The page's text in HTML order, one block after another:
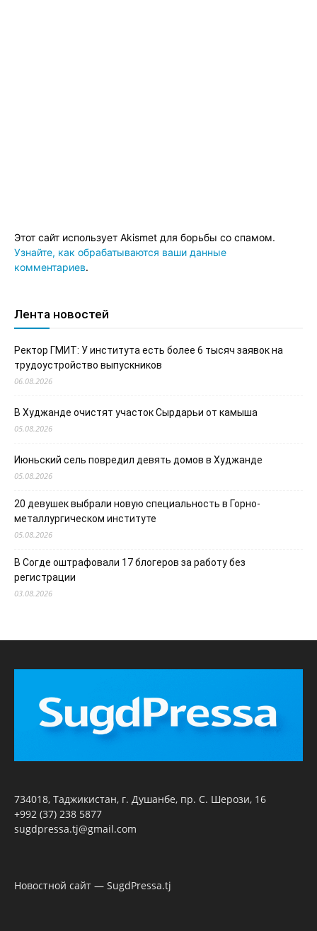
Этот сайт использует Akismet для борьбы со спамом.
Узнайте, как обрабатываются ваши данные
комментариев.
Лента новостей
Ректор ГМИТ: У института есть более 6 тысяч заявок на
трудоустройство выпускников
06.08.2026
В Худжанде очистят участок Сырдарьи от камыша
05.08.2026
Июньский сель повредил девять домов в Худжанде
05.08.2026
20 девушек выбрали новую специальность в Горно-
металлургическом институте
05.08.2026
В Согде оштрафовали 17 блогеров за работу без
регистрации
03.08.2026
734018, Таджикистан, г. Душанбе, пр. С. Шерози, 16
+992 (37) 238 5877
sugdpressa.tj@gmail.com
Новостной сайт — SugdPressa.tj